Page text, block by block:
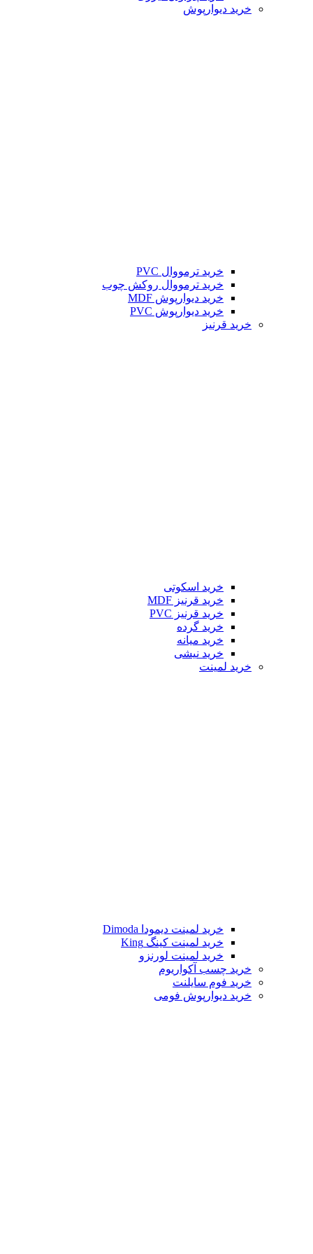
خرید دیوارپوش
خرید ترمووال PVC
خرید ترمووال روکش چوب
خرید دیوارپوش MDF
خرید دیوارپوش PVC
خرید قرنیز
خرید اسکوتی
خرید قرنیز MDF
خرید قرنیز PVC
خرید گرده
خرید میانه
خرید نیشی
خرید لمینت
خرید لمینت دیمودا Dimoda
خرید لمینت کینگ King
خرید لمینت لورنزو
خرید چسب آکواریوم
خرید فوم سایلنت
خرید دیوارپوش فومی